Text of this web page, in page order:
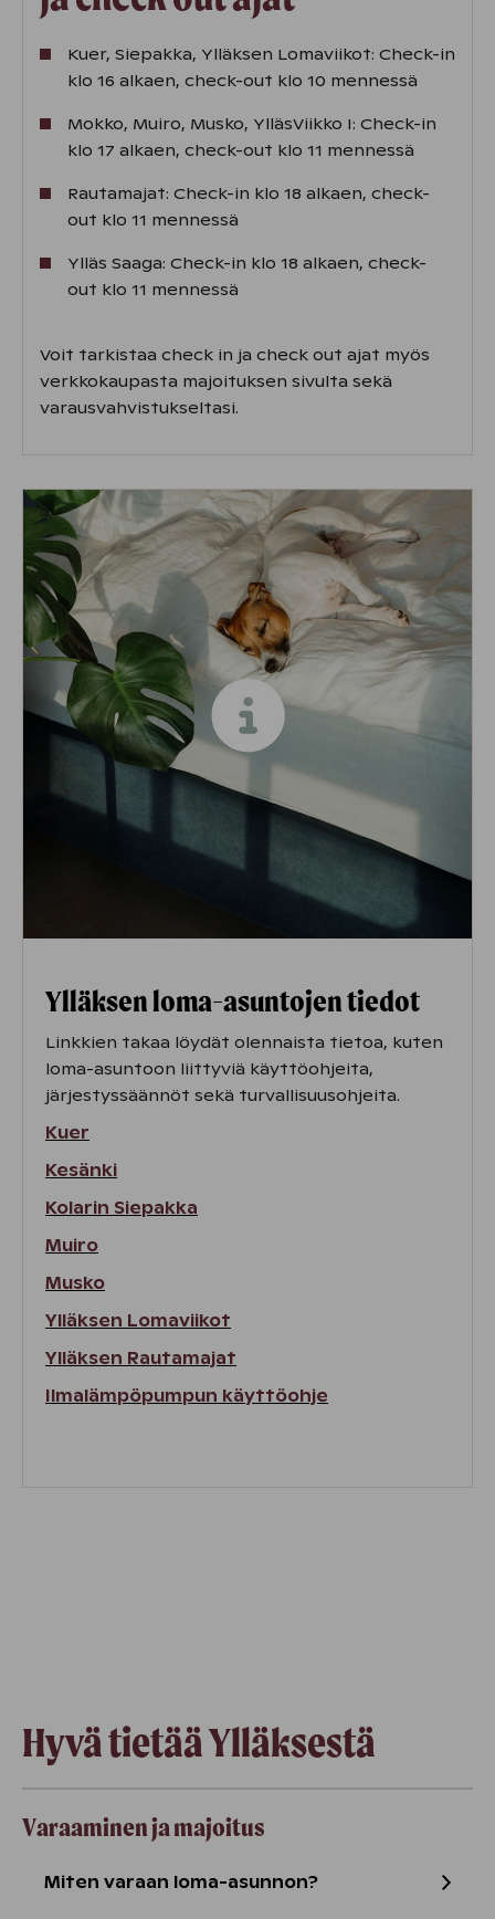
Kuer, Siepakka, Ylläksen Lomaviikot: Check-in
klo 16 alkaen, check-out klo 10 mennessä
Mokko, Muiro, Musko, YlläsViikko I: Check-in
klo 17 alkaen, check-out klo 11 mennessä
Rautamajat: Check-in klo 18 alkaen, check-
out klo 11 mennessä
Ylläs Saaga: Check-in klo 18 alkaen, check-
out klo 11 mennessä
Voit tarkistaa check in ja check out ajat myös
verkkokaupasta majoituksen sivulta sekä
varausvahvistukseltasi.
Ylläksenloma-asuntojen tiedot
Linkkien takaa löydät olennaista tietoa, kuten
loma-asuntoon liittyviä käyttöohjeita,
järjestyssäännöt sekä turvallisuusohjeita.
Kuer
Kesänki
Kolarin Siepakka
Muiro
Musko
Ylläksen Lomaviikot
Ylläksen Rautamajat
Ilmalämpöpumpun käyttöohje
Hyvä tietää Ylläksestä
Varaaminen ja majoitus
Miten varaan loma-asunnon?